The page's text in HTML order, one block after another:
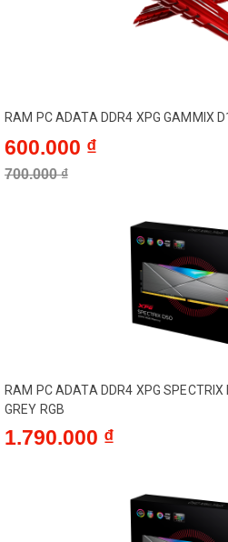
RAM PC ADATA DDR4 XPG GAMMIX
600.000 ₫
700.000 ₫
RAM PC ADATA DDR4 XPG
GREY RGB
1.790.000 ₫